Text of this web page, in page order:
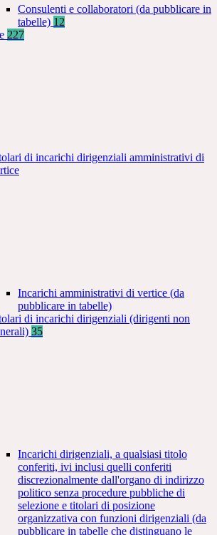
Consulenti e collaboratori (da pubblicare in
tabelle) 12
227
di incarichi dirigenziali amministrativi di
Incarichi amministrativi di vertice (da
pubblicare in tabelle)
di incarichi dirigenziali (dirigenti non
35
Incarichi dirigenziali, a qualsiasi titolo
conferiti, ivi inclusi quelli conferiti
discrezionalmente dall'organo di indirizzo
politico senza procedure pubbliche di
selezione e titolari di posizione
organizzativa con funzioni dirigenziali (da
pubblicare in tabelle che distinguano le